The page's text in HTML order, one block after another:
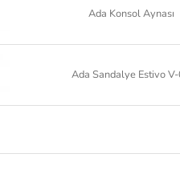
Ada Konsol Aynası
Ada Sandalye Estivo